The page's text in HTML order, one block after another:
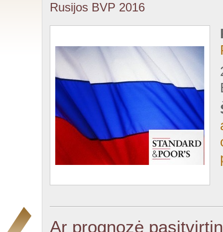
Rusijos BVP 2016
Ar prognozė